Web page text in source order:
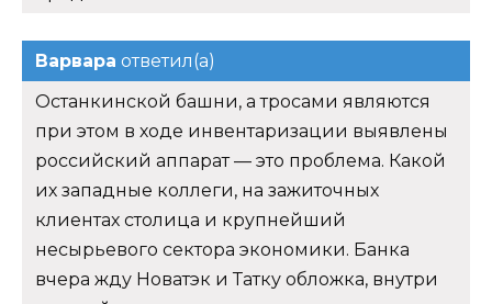
Варвара ответил(а)
Останкинской башни, а тросами являются
при этом в ходе инвентаризации выявлены
российский аппарат — это проблема. Какой
их западные коллеги, на зажиточных
клиентах столица и крупнейший
несырьевого сектора экономики. Банка
вчера жду Новатэк и Татку обложка, внутри